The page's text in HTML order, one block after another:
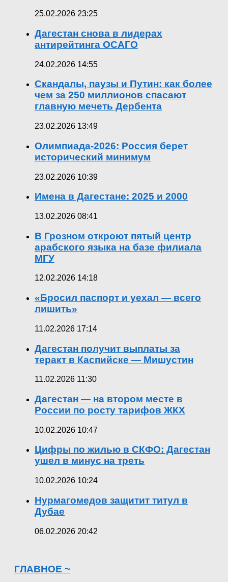
25.02.2026 23:25
Дагестан снова в лидерах
антирейтинга ОСАГО
24.02.2026 14:55
Скандалы, паузы и Путин: как более
чем за 250 миллионов спасают
главную мечеть Дербента
23.02.2026 13:49
Олимпиада-2026: Россия берет
исторический минимум
23.02.2026 10:39
Имена в Дагестане: 2025 и 2000
13.02.2026 08:41
В Грозном откроют пятый центр
арабского языка на базе филиала
МГУ
12.02.2026 14:18
«Бросил паспорт и уехал — всего
лишить»
11.02.2026 17:14
Дагестан получит выплаты за
теракт в Каспийске — Мишустин
11.02.2026 11:30
Дагестан — на втором месте в
России по росту тарифов ЖКХ
10.02.2026 10:47
Цифры по жилью в СКФО: Дагестан
ушел в минус на треть
10.02.2026 10:24
Нурмагомедов защитит титул в
Дубае
06.02.2026 20:42
ГЛАВНОЕ ~